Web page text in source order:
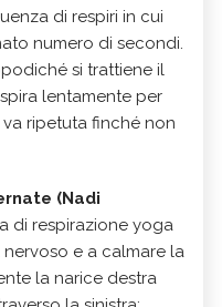
di respiri in cui
numero di secondi.
si trattiene il
lentamente per
ripetuta finché non
(Nadi
di respirazione yoga
e a calmare la
la narice destra